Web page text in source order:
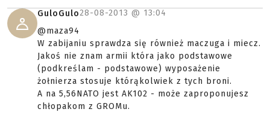
GuloGulo28-08-2013 @ 13:04
@maza94
W zabijaniu sprawdza się również maczuga i miecz.
Jakoś nie znam armii która jako podstawowe
(podkreślam - podstawowe) wyposażenie
żołnierza stosuje którąkolwiek z tych broni.
A na 5,56NATO jest AK102 - może zaproponujesz
chłopakom z GROMu.